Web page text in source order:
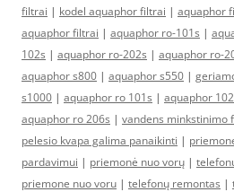
filtrai | kodel aquaphor filtrai | aquaphor
aquaphor filtrai | aquaphor ro-101s |
102s | aquaphor ro-202s | aquaphor ro-
aquaphor s800 | aquaphor s550 |
s1000 | aquaphor ro 101s | aquaphor
aquaphor ro 206s | vandens minkstinimo
pelesio kvapa galima panaikinti |
pardavimui | priemonė nuo vorų |
priemone nuo voru | telefonų remontas |